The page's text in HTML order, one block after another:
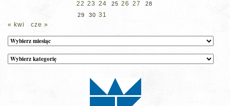
22 23 24 25 26 27
28
29
30 31
« kwi
cze »
Archiwum
Kategorie
wpisów